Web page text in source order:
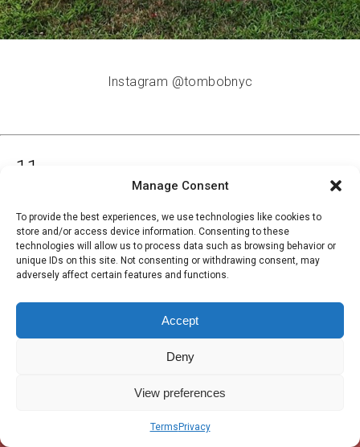
Manage Consent
To provide the best experiences, we use technologies like cookies to
store and/or access device information. Consenting to these
technologies will allow us to process data such as browsing behavior or
unique IDs on this site. Not consenting or withdrawing consent, may
adversely affect certain features and functions.
Accept
Deny
View preferences
Terms Privacy
Instagram @tombobnyc
11.
ANTES